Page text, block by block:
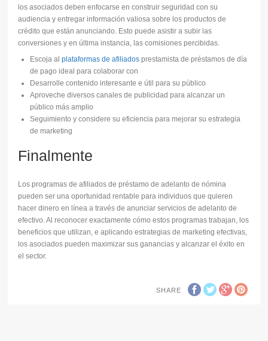
los asociados deben enfocarse en construir seguridad con su
audiencia y entregar información valiosa sobre los productos de
crédito que están anunciando. Esto puede asistir a subir las
conversiones y en última instancia, las comisiones percibidas.
Escoja alplataformas de afiliados prestamista de préstamos de día
de pago ideal para colaborar con
Desarrolle contenido interesante e útil para su público
Aproveche diversos canales de publicidad para alcanzar un
público más amplio
Seguimiento y considere su eficiencia para mejorar su estrategia
de marketing
Finalmente
Los programas de afiliados de préstamo de adelanto de nómina
pueden ser una oportunidad rentable para individuos que quieren
hacer dinero en línea a través de anunciar servicios de adelanto de
efectivo. Al reconocer exactamente cómo estos programas trabajan, los
beneficios que utilizan, e aplicando estrategias de marketing efectivas,
los asociados pueden maximizar sus ganancias y alcanzar el éxito en
el sector.
SHARE